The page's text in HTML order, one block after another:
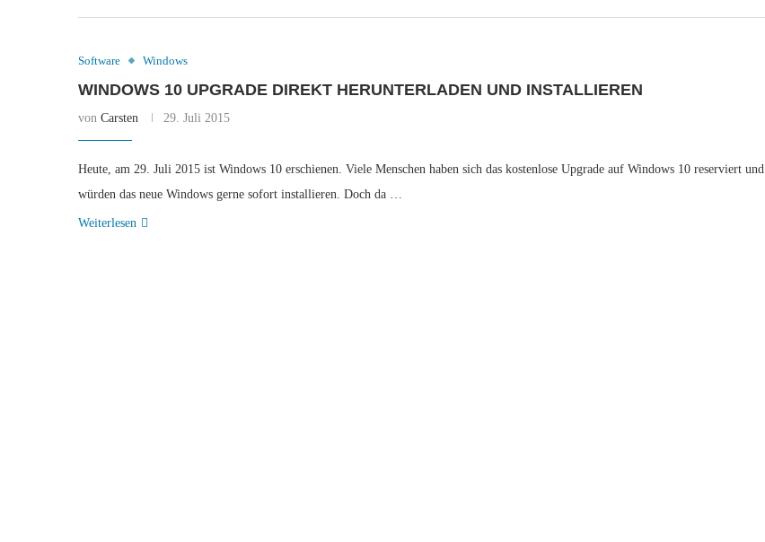
Software Windows
WINDOWS 10 UPGRADE DIREKT HERUNTERLADEN UND INSTALLIEREN
von Carsten 29. Juli 2015
Heute, am 29. Juli 2015 ist Windows 10 erschienen. Viele Menschen haben sich das kostenlose Upgrade auf Windows 10 reserviert und
würden das neue Windows gerne sofort installieren. Doch da …
Weiterlesen